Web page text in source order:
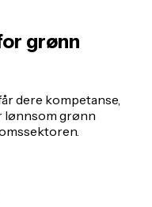
grønn
dere kompetanse,
lønnsom grønn